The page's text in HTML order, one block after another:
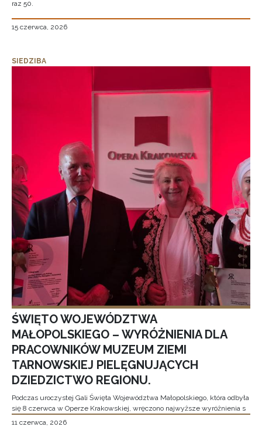
raz 50.
15 czerwca, 2026
SIEDZIBA
ŚWIĘTO WOJEWÓDZTWA
MAŁOPOLSKIEGO – WYRÓŻNIENIA DLA
PRACOWNIKÓW MUZEUM ZIEMI
TARNOWSKIEJ PIELĘGNUJĄCYCH
DZIEDZICTWO REGIONU.
Podczas uroczystej Gali Święta Województwa Małopolskiego, która odbyła
się 8 czerwca w Operze Krakowskiej, wręczono najwyższe wyróżnienia s
11 czerwca, 2026